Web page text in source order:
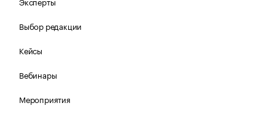
Выбор редакции
Кейсы
Вебинары
Мероприятия